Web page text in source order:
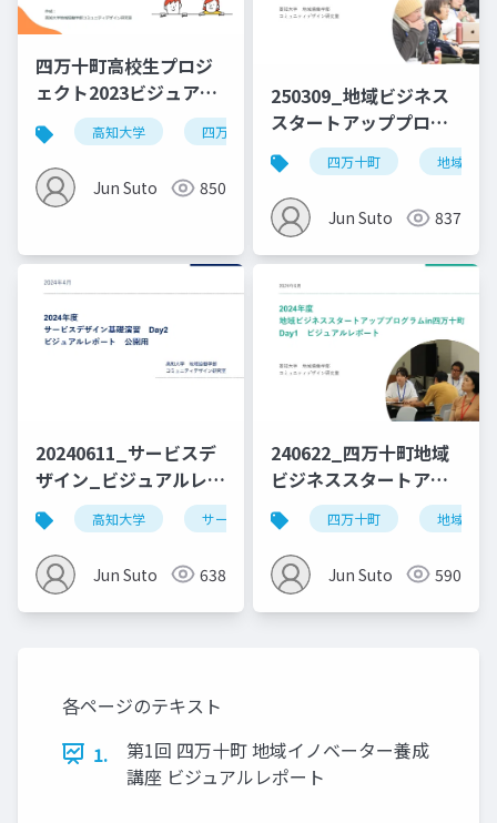
四万十町高校生プロジ
ェクト2023ビジュアル
レポート高知大学 四万十町
Jun Suto 850
250309_地域ビジネス
スタートアッププログ
ラムin四万十町
_Day8_0310修正
四万十町 地域ビジ
Jun Suto 837
20240611_サービスデ
ザイン_ビジュアルレポ
ート_Day2_公開用
高知大学 サービスデザイン デザイン思考
Jun Suto 638
240622_四万十町地域
ビジネススタートアッ
ププログラム_vol.1
四万十町 地域ビジ
Jun Suto 590
各ページのテキスト
1.
第1回 四万十町 地域イノベーター養成
講座 ビジュアルレポート